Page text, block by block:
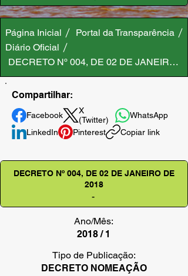
Página Inicial
Portal da Transparência
Diário Oficial
DECRETO Nº 004, DE 02 DE JANEIRO
Compartilhar:
Facebook
X
(Twitter)
WhatsApp
LinkedIn
Pinterest Copiar link
DECRETO Nº 004, DE 02 DE JANEIRO DE
2018
-
Ano/Mês:
2018 / 1
Tipo de Publicação:
DECRETO NOMEAÇÃO